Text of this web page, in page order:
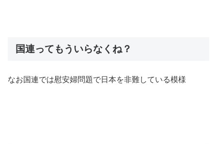
国連ってもういらなくね？
なお国連では慰安婦問題で日本を非難している模様